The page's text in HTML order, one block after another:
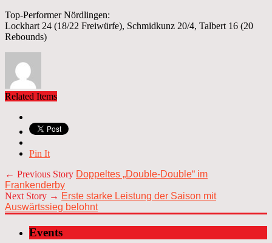
Top-Performer Nördlingen:
Lockhart 24 (18/22 Freiwürfe), Schmidkunz 20/4, Talbert 16 (20
Rebounds)
Related Items
Pin It
← Previous Story Doppeltes „Double-Double“ im
Frankenderby
Next Story → Erste starke Leistung der Saison mit
Auswärtssieg belohnt
Events